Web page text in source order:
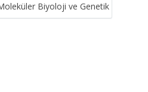
Biyoloji ve Genetik